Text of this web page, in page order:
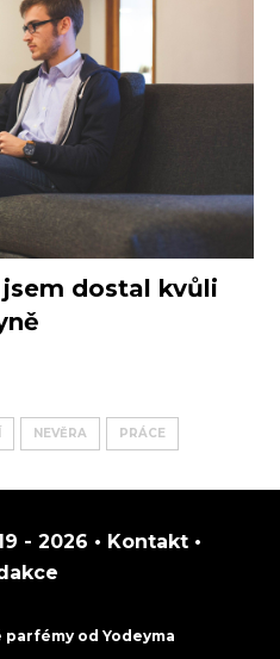
jsem dostal kvůli
NEVĚRA PRÁCE
- 2026 • Kontakt•
parfémyod Yodeyma